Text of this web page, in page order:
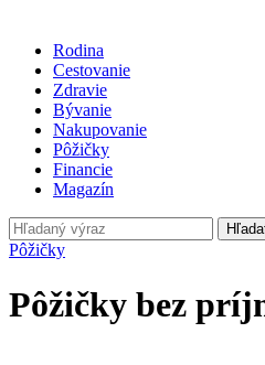
Rodina
Cestovanie
Zdravie
Bývanie
Nakupovanie
Pôžičky
Financie
Magazín
Pôžičky
Pôžičky bez